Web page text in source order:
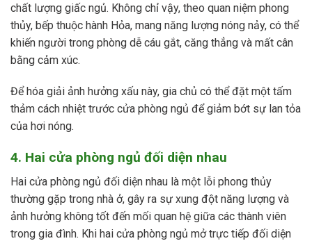
chất lượng giấc ngủ. Không chỉ vậy, theo quan niệm phong
thủy, bếp thuộc hành Hỏa, mang năng lượng nóng nảy, có thể
khiến người trong phòng dễ cáu gắt, căng thẳng và mất cân
bằng cảm xúc.
Để hóa giải ảnh hưởng xấu này, gia chủ có thể đặt một tấm
thảm cách nhiệt trước cửa phòng ngủ để giảm bớt sự lan tỏa
của hơi nóng.
4. Hai cửa phòng ngủ đối diện nhau
Hai cửa phòng ngủ đối diện nhau là một lỗi phong thủy
thường gặp trong nhà ở, gây ra sự xung đột năng lượng và
ảnh hưởng không tốt đến mối quan hệ giữa các thành viên
trong gia đình. Khi hai cửa phòng ngủ mở trực tiếp đối diện